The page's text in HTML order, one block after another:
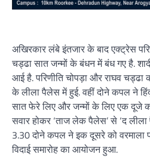
अखिरकार लंबे इंतजार के बाद एक्ट्रेस
चड्ढा सात जन्मों के बंधन में बंध गए है.
आई है. परिणीति चोपड़ा और राघव चड्ढा
के लीला पैलेस में हुई. वहीं दोने कपल ने
सात फेरे लिए और जन्मों के लिए एक दूजे
सवार होकर ‘ताज लेक पैलेस’ से ‘द
3.30 दोने कपल ने इक दूसरे को वरमाला
विदाई समारोह का आयोजन हुआ.